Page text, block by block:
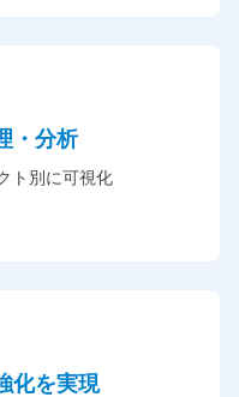
・分析
ト別に可視化
化を実現